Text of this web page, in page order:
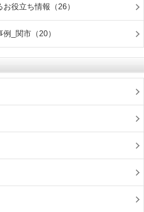
役立ち情報（26）
_関市（20）